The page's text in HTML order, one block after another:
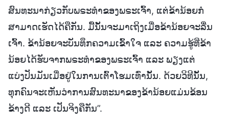
ສົນທະນາກ່ຽວກັບພຣະທຳຂອງພຣະເຈົ້າ, ແຕ່ຂ້ານ້ອຍກໍ
ສາມາດເຮັດໄດ້ຄືກັນ. ມື້ນັ້ນຈະມາເຖິງເມື່ອຂ້ານ້ອຍຈະລື່ນ
ເຈົ້າ. ຂ້ານ້ອຍຈະບັນທຶກຄວາມເຂົ້າໃຈ ແລະ ຄວາມຮູ້ທີ່ຂ້າ
ນ້ອຍໄດ້ຮັບຈາກພຣະທຳຂອງພຣະເຈົ້າ ແລະ ພຽງແຕ່
ແບ່ງປັນມັນເມື່ອຢູ່ໃນການເຕົ້າໂຮມເທົ່ານັ້ນ. ດ້ວຍວິທີນັ້ນ,
ທຸກຄົນຈະເຫັນວ່າການສົນທະນາຂອງຂ້ານ້ອຍແມ່ນຂ້ອນ
ຂ້າງດີ ແລະ ເປັນຈິງຄືກັນ”.